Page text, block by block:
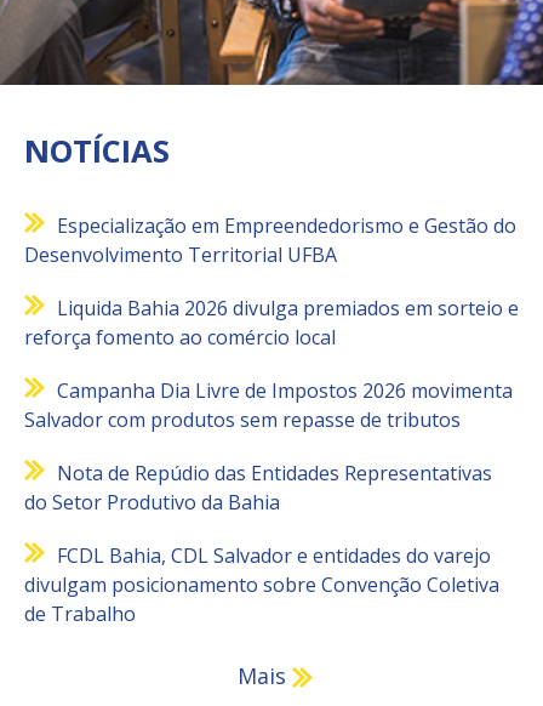
NOTÍCIAS
Especialização em Empreendedorismo e Gestão do
Desenvolvimento Territorial UFBA
Liquida Bahia 2026 divulga premiados em sorteio e
reforça fomento ao comércio local
Campanha Dia Livre de Impostos 2026 movimenta
Salvador com produtos sem repasse de tributos
Nota de Repúdio das Entidades Representativas
do Setor Produtivo da Bahia
FCDL Bahia, CDL Salvador e entidades do varejo
divulgam posicionamento sobre Convenção Coletiva
de Trabalho
Mais